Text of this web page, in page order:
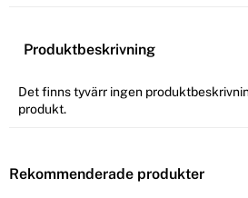
Produktbeskrivning
Det finns tyvärr ingen
produkt.
Rekommenderade produkter